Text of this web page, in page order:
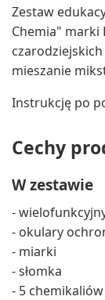
Zestaw
Chemia" marki
mieszanie
Instrukcję po
Cechy
W zestawie
-
- okulary
- miarki
- słomka
- 5 chemikaliów